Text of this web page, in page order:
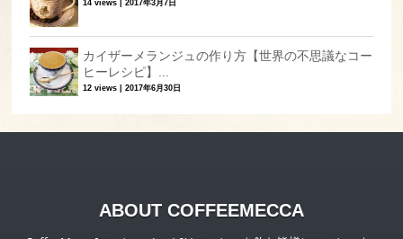
14 views |2017年3月7日
カイザーメランジュの作り方【世界の不思議なコー
ヒーレシピ】...
12 views |2017年6月30日
ABOUT COFFEEMECCA